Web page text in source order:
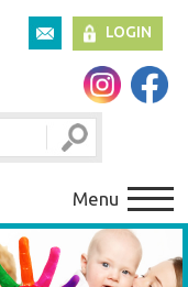
LOGIN
Menu